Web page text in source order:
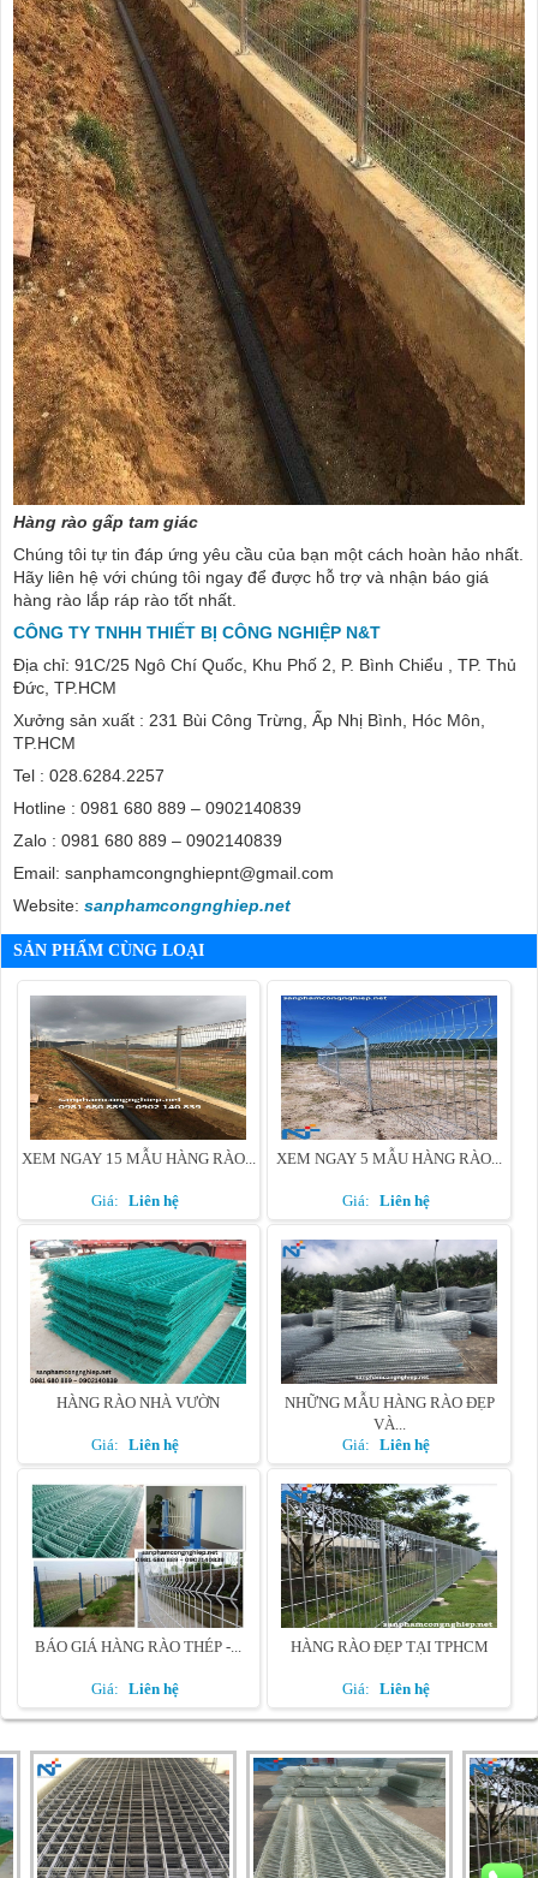
Hàng rào gấp tam giác
Chúng tôi tự tin đáp ứng yêu cầu của bạn một cách hoàn hảo nhất.
Hãy liên hệ với chúng tôi ngay để được hỗ trợ và nhận báo giá
hàng rào lắp ráp rào tốt nhất.
CÔNG TY TNHH THIẾT BỊ CÔNG NGHIỆP N&T
Địa chỉ: 91C/25 Ngô Chí Quốc, Khu Phố 2, P. Bình Chiểu , TP. Thủ
Đức, TP.HCM
Xưởng sản xuất : 231 Bùi Công Trừng, Ấp Nhị Bình, Hóc Môn,
TP.HCM
Tel : 028.6284.2257
Hotline : 0981 680 889 – 0902140839
Zalo : 0981 680 889 – 0902140839
Email: sanphamcongnghiepnt@gmail.com
Website: sanphamcongnghiep.net
SẢN PHẨM CÙNG LOẠI
XEM NGAY 15 MẪU HÀNG RÀO...
Giá: Liên hệ
XEM NGAY 5 MẪU HÀNG RÀO...
Giá: Liên hệ
HÀNG RÀO NHÀ VƯỜN
Giá: Liên hệ
NHỮNG MẪU HÀNG RÀO ĐẸP
VÀ...
Giá:
Liên hệ
BÁO GIÁ HÀNG RÀO THÉP -...
Giá: Liên hệ
HÀNG RÀO ĐẸP TẠI TPHCM
Giá: Liên hệ